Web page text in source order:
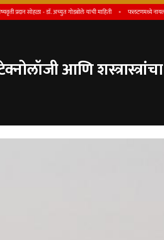
सोहळा - डाॅ. अच्युत गोडबोले यांची माहिती फलटणमध्ये नायलॉन मांजा
आणि